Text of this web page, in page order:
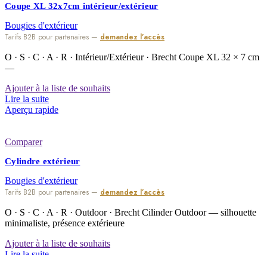
Coupe XL 32x7cm intérieur/extérieur
Bougies d'extérieur
Tarifs B2B pour partenaires — demandez l’accès
O · S · C · A · R · Intérieur/Extérieur · Brecht Coupe XL 32 × 7 cm
—
Ajouter à la liste de souhaits
Lire la suite
Aperçu rapide
Comparer
Cylindre extérieur
Bougies d'extérieur
Tarifs B2B pour partenaires — demandez l’accès
O · S · C · A · R · Outdoor · Brecht Cilinder Outdoor — silhouette
minimaliste, présence extérieure
Ajouter à la liste de souhaits